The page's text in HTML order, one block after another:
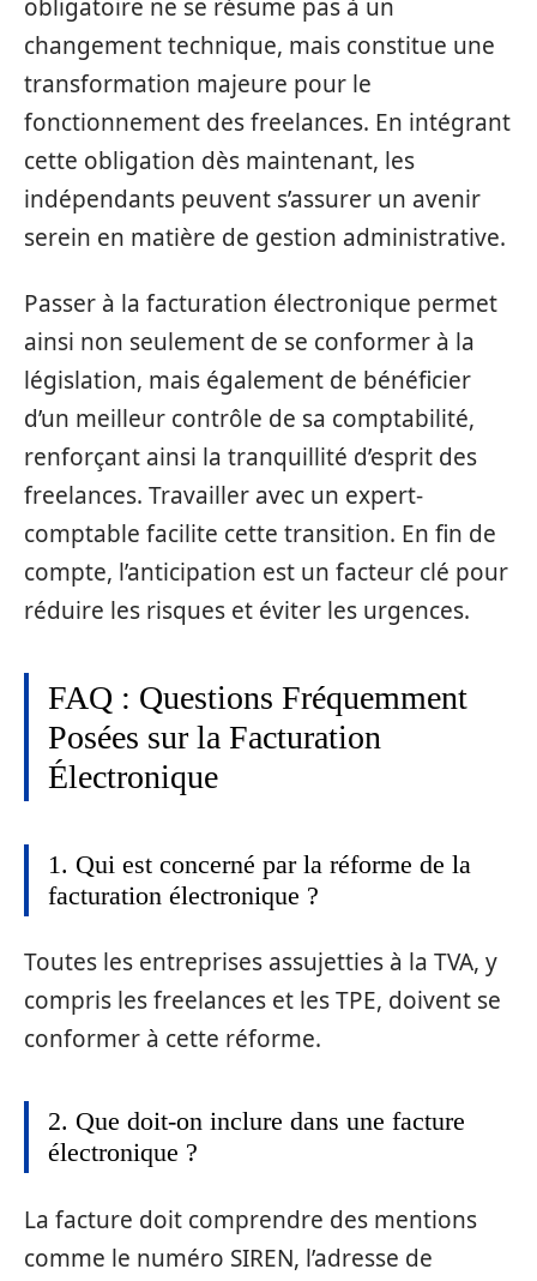
obligatoire ne se résume pas à un
changement technique, mais constitue une
transformation majeure pour le
fonctionnement des freelances. En intégrant
cette obligation dès maintenant, les
indépendants peuvent s’assurer un avenir
serein en matière de gestion administrative.
Passer à la facturation électronique permet
ainsi non seulement de se conformer à la
législation, mais également de bénéficier
d’un meilleur contrôle de sa comptabilité,
renforçant ainsi la tranquillité d’esprit des
freelances. Travailler avec un expert-
comptable facilite cette transition. En fin de
compte, l’anticipation est un facteur clé pour
réduire les risques et éviter les urgences.
FAQ : Questions Fréquemment
Posées sur la Facturation
Électronique
1. Qui est concerné par la réforme de la
facturation électronique ?
Toutes les entreprises assujetties à la TVA, y
compris les freelances et les TPE, doivent se
conformer à cette réforme.
2. Que doit-on inclure dans une facture
électronique ?
La facture doit comprendre des mentions
comme le numéro SIREN, l’adresse de